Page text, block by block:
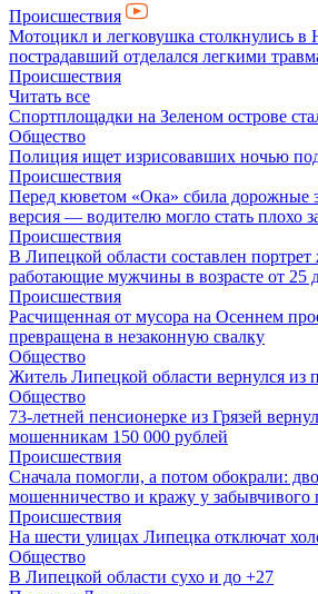
Происшествия
Мотоцикл и легковушка столкнулись
пострадавший отделался легкими
Происшествия
Читать все
Спортплощадки на Зеленом острове
Общество
Полиция ищет изрисовавших ночью
Происшествия
Перед кюветом «Ока» сбила дорожные
версия — водителю могло стать плохо
Происшествия
В Липецкой области составлен
работающие мужчины в возрасте от 25
Происшествия
Расчищенная от мусора на Осеннем
превращена в незаконную свалку
Общество
Житель Липецкой области вернулся из
Общество
73-летней пенсионерке из Грязей
мошенникам 150 000 рублей
Происшествия
Сначала помогли, а потом обокрали:
мошенничество и кражу у забывчивого
Происшествия
На шести улицах Липецка отключат
Общество
В Липецкой области сухо и до +27